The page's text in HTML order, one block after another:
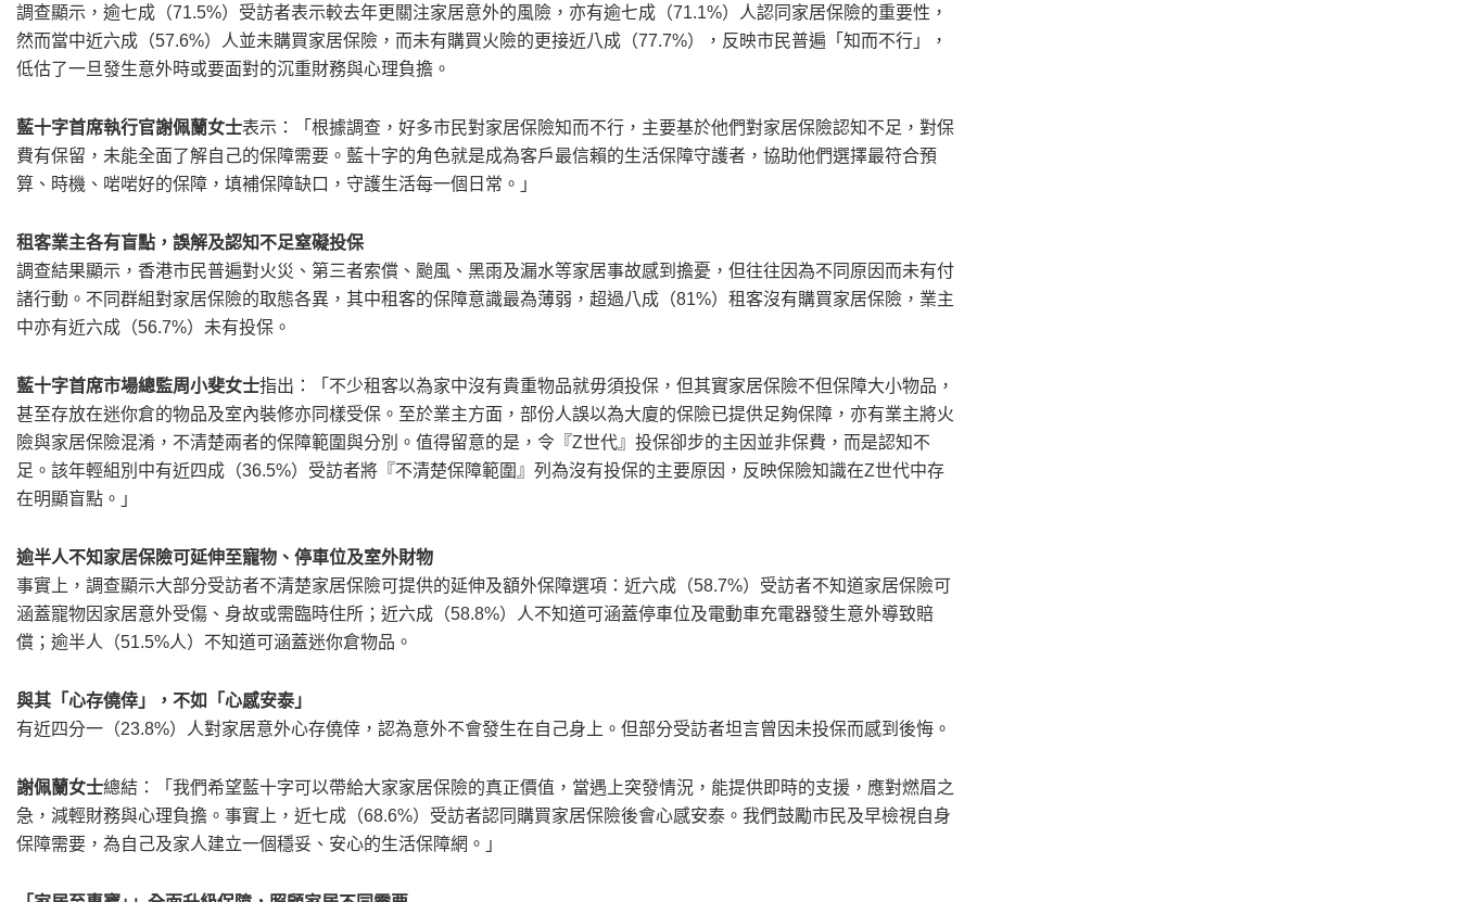
調查顯示，逾七成（71.5%）受訪者表示較去年更關注家居意外的風險，亦有逾七成（71.1%）人認同家居保險的重要性，
然而當中近六成（57.6%）人並未購買家居保險，而未有購買火險的更接近八成（77.7%），反映市民普遍「知而不行」，
低估了一旦發生意外時或要面對的沉重財務與心理負擔。
藍十字首席執行官謝佩蘭女士表示：「根據調查，好多市民對家居保險知而不行，主要基於他們對家居保險認知不足，對保
費有保留，未能全面了解自己的保障需要。藍十字的角色就是成為客戶最信賴的生活保障守護者，協助他們選擇最符合預
算、時機、啱啱好的保障，填補保障缺口，守護生活每一個日常。」
租客業主各有盲點，誤解及認知不足窒礙投保
調查結果顯示，香港市民普遍對火災、第三者索償、颱風、黑雨及漏水等家居事故感到擔憂，但往往因為不同原因而未有付
諸行動。不同群組對家居保險的取態各異，其中租客的保障意識最為薄弱，超過八成（81%）租客沒有購買家居保險，業主
中亦有近六成（56.7%）未有投保。
藍十字首席市場總監周小斐女士指出：「不少租客以為家中沒有貴重物品就毋須投保，但其實家居保險不但保障大小物品，
甚至存放在迷你倉的物品及室內裝修亦同樣受保。至於業主方面，部份人誤以為大廈的保險已提供足夠保障，亦有業主將火
險與家居保險混淆，不清楚兩者的保障範圍與分別。值得留意的是，令『Z世代』投保卻步的主因並非保費，而是認知不
足。該年輕組別中有近四成（36.5%）受訪者將『不清楚保障範圍』列為沒有投保的主要原因，反映保險知識在Z世代中存
在明顯盲點。」
逾半人不知家居保險可延伸至寵物、停車位及室外財物
事實上，調查顯示大部分受訪者不清楚家居保險可提供的延伸及額外保障選項：近六成（58.7%）受訪者不知道家居保險可
涵蓋寵物因家居意外受傷、身故或需臨時住所；近六成（58.8%）人不知道可涵蓋停車位及電動車充電器發生意外導致賠
償；逾半人（51.5%人）不知道可涵蓋迷你倉物品。
與其「心存僥倖」，不如「心感安泰」
有近四分一（23.8%）人對家居意外心存僥倖，認為意外不會發生在自己身上。但部分受訪者坦言曾因未投保而感到後悔。
謝佩蘭女士總結：「我們希望藍十字可以帶給大家家居保險的真正價值，當遇上突發情況，能提供即時的支援，應對燃眉之
急，減輕財務與心理負擔。事實上，近七成（68.6%）受訪者認同購買家居保險後會心感安泰。我們鼓勵市民及早檢視自身
保障需要，為自己及家人建立一個穩妥、安心的生活保障網。」